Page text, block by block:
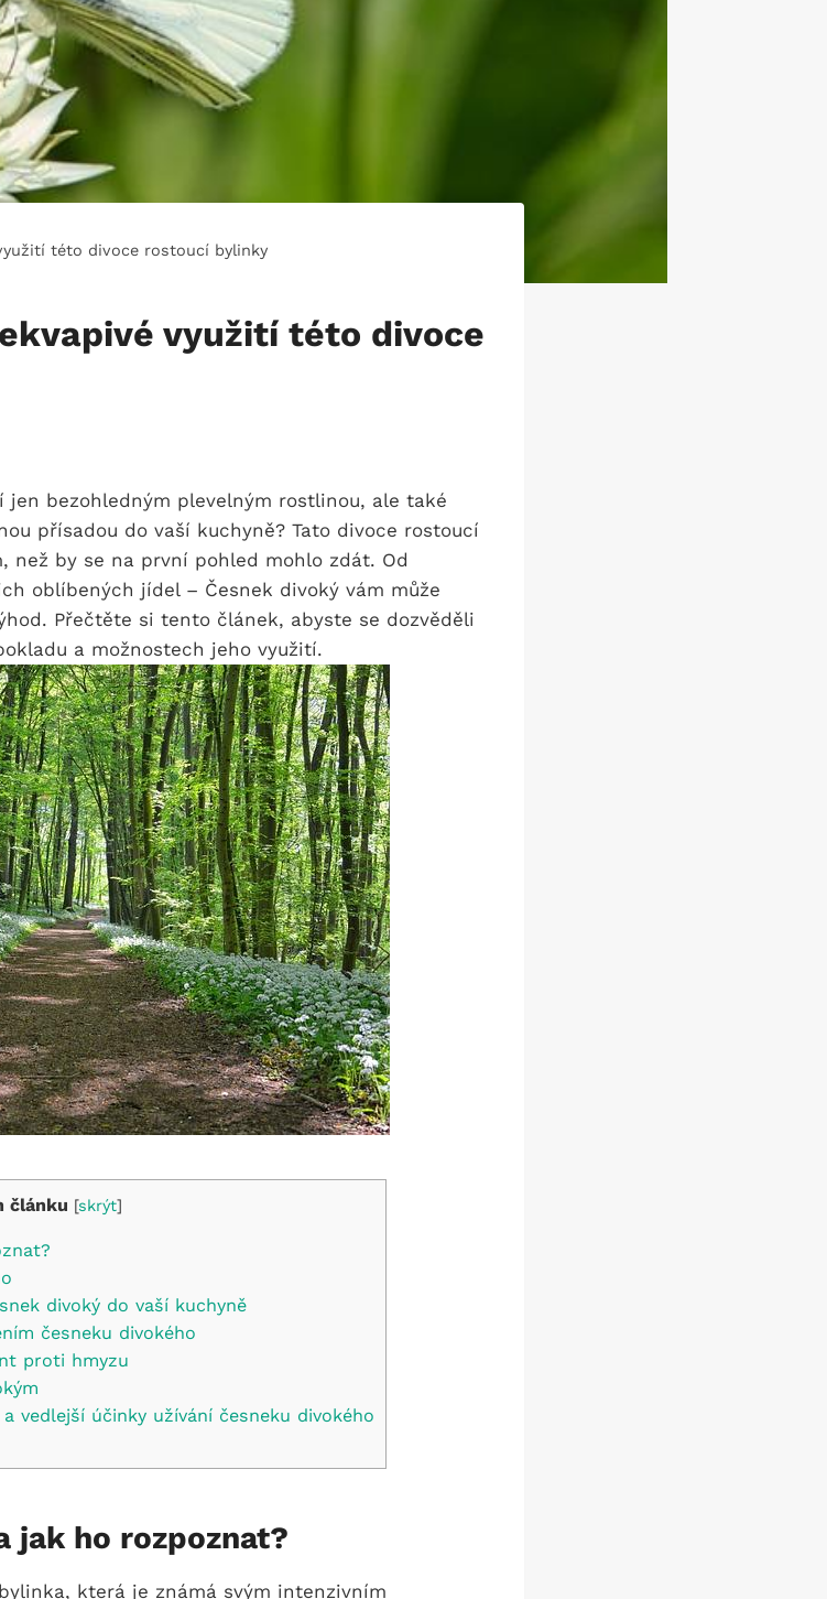
této divoce rostoucí bylinky
využití této divoce
jen ‌bezohledným plevelným rostlinou, ale ‍také
‌přísadou do⁤ vaší kuchyně? Tato divoce​ rostoucí
⁣než by se na první⁢ pohled mohlo zdát. ‌Od
oblíbených jídel​ – Česnek divoký​ vám⁤ může
Přečtěte⁢ si tento článek, abyste ⁢se dozvěděli
a možnostech jeho využití.
článku [skrýt]
divoký ‍do vaší kuchyně
česneku divokého
proti hmyzu
vedlejší‌ účinky⁣ užívání česneku divokého
jak⁣ ho rozpoznat?
která je známá svým intenzivním